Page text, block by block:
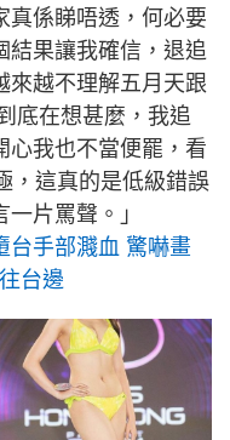
真係睇唔透，何必要
結果讓我確信，退追
來越不理解五月天跟
底在想甚麼，我追
心我也不當便罷，看
，這真的是低級錯誤
片罵聲。」
台手部濺血 驚嚇畫
台邊